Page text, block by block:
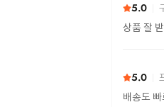
5.0
상품 잘
5.0
배송도